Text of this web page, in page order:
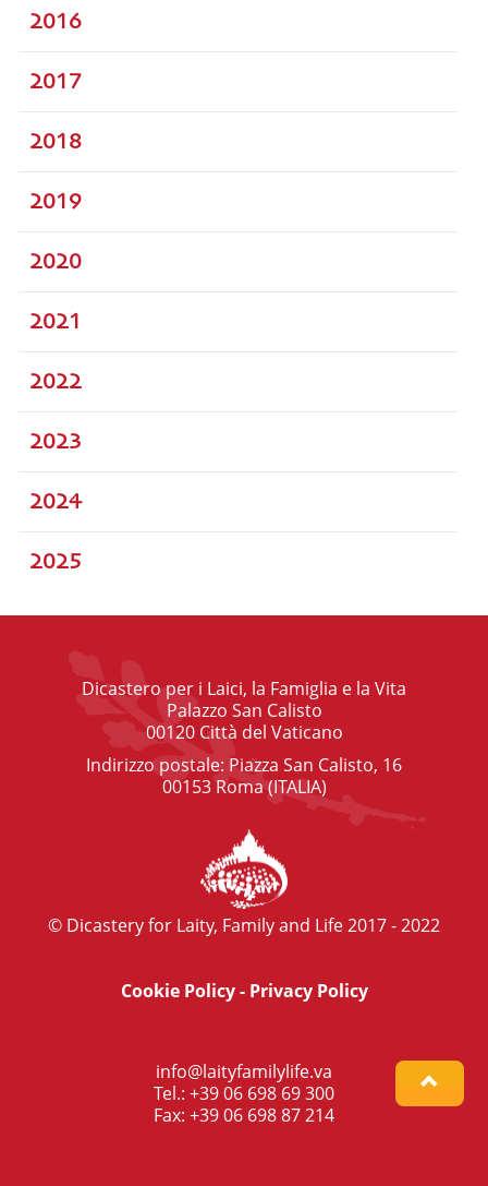
2016
2017
2018
2019
2020
2021
2022
2023
2024
2025
Dicastero per i Laici, la Famiglia e la Vita
Palazzo San Calisto
00120 Città del Vaticano
Indirizzo postale: Piazza San Calisto, 16
00153 Roma (ITALIA)
© Dicastery for Laity, Family and Life 2017 - 2022
Cookie Policy- Privacy Policy
info@laityfamilylife.va
Tel.: +39 06 698 69 300
Fax: +39 06 698 87 214